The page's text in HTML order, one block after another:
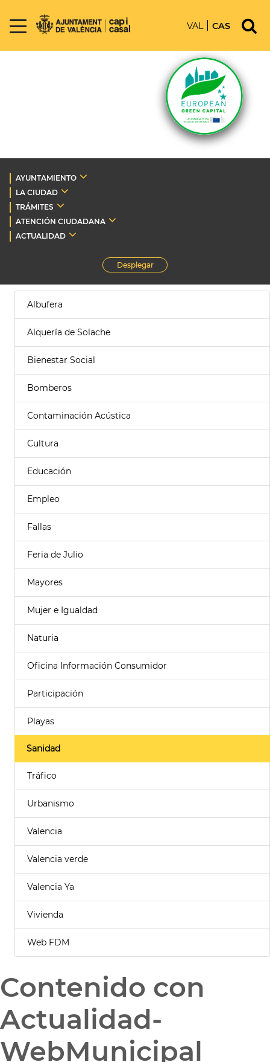
VAL CAS
AYUNTAMIENTO
LA CIUDAD
TRÁMITES
ATENCIÓN CIUDADANA
ACTUALIDAD
Desplegar
Albufera
Alquería de Solache
Bienestar Social
Bomberos
Contaminación Acústica
Cultura
Educación
Empleo
Fallas
Feria de Julio
Mayores
Mujer e Igualdad
Naturia
Oficina Información Consumidor
Participación
Playas
Sanidad
Tráfico
Urbanismo
Valencia
Valencia verde
Valencia Ya
Vivienda
Web FDM
Contenido con
Actualidad-
WebMunicipal